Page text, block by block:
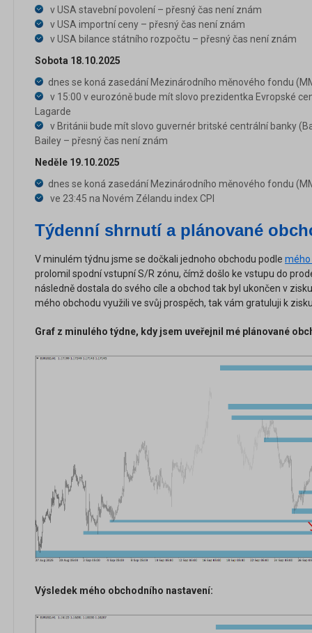
v USA stavební povolení – přesný čas není znám
v USA importní ceny – přesný čas není znám
v USA bilance státního rozpočtu – přesný čas není znám
Sobota 18.10.2025
dnes se koná zasedání Mezinárodního měnového fondu
v 15:00 v eurozóně bude mít slovo prezidentka Evropské
Lagarde
v Británii bude mít slovo guvernér britské centrální banky
Bailey – přesný čas není znám
Neděle 19.10.2025
dnes se koná zasedání Mezinárodního měnového fondu
ve 23:45 na Novém Zélandu index CPI
Týdenní shrnutí a plánované
V minulém týdnu jsme se dočkali jednoho obchodu podle
prolomil spodní vstupní S/R zónu, čímž došlo ke vstupu do
následně dostala do svého cíle a obchod tak byl ukončen v
mého obchodu využili ve svůj prospěch, tak vám gratuluji k
Graf z minulého týdne, kdy jsem uveřejnil mé plánované
Výsledek mého obchodního nastavení: